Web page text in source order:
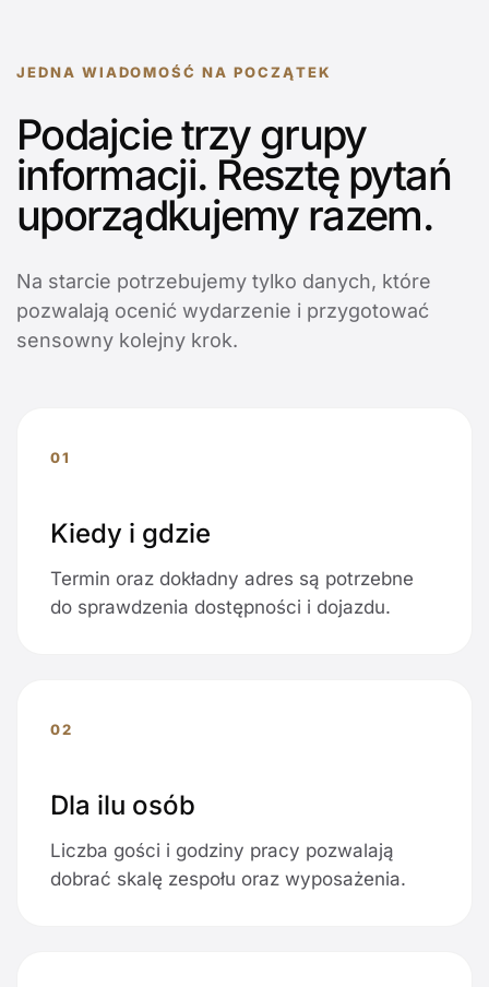
JEDNA WIADOMOŚĆ NA POCZĄTEK
Podajcie trzy grupy
informacji. Resztę pytań
uporządkujemy razem.
Na starcie potrzebujemy tylko danych, które
pozwalają ocenić wydarzenie i przygotować
sensowny kolejny krok.
01
Kiedy i gdzie
Termin oraz dokładny adres są potrzebne
do sprawdzenia dostępności i dojazdu.
02
Dla ilu osób
Liczba gości i godziny pracy pozwalają
dobrać skalę zespołu oraz wyposażenia.